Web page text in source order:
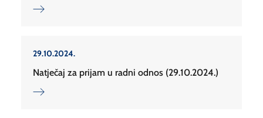
29.10.2024.
Natječaj za prijam u radni odnos (29.10.2024.)